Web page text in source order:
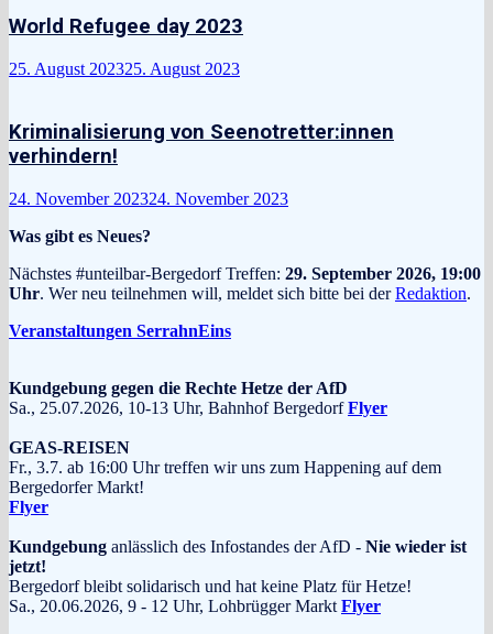
World Refugee day 2023
25. August 202325. August 2023
Kriminalisierung von Seenotretter:innen
verhindern!
24. November 202324. November 2023
Was gibt es Neues?
Nächstes #unteilbar-Bergedorf Treffen: 29. September 2026, 19:00
Uhr. Wer neu teilnehmen will, meldet sich bitte bei derRedaktion.
Veranstaltungen SerrahnEins
Kundgebung gegen die Rechte Hetze der AfD
Sa., 25.07.2026, 10-13 Uhr, Bahnhof BergedorfFlyer
GEAS-REISEN
Fr., 3.7. ab 16:00 Uhr treffen wir uns zum Happening auf dem
Bergedorfer Markt!
Flyer
Kundgebung anlässlich des Infostandes der AfD - Nie wieder ist
jetzt!
Bergedorf bleibt solidarisch und hat keine Platz für Hetze!
Sa., 20.06.2026, 9 - 12 Uhr, Lohbrügger Markt Flyer